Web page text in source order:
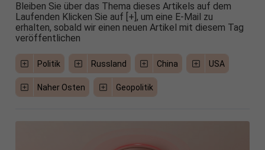
Bleiben Sie über das Thema dieses Artikels auf dem
Laufenden Klicken Sie auf [+], um eine E-Mail zu
erhalten, sobald wir einen neuen Artikel mit diesem Tag
veröffentlichen
Politik Russland China USA
Naher Osten Geopolitik